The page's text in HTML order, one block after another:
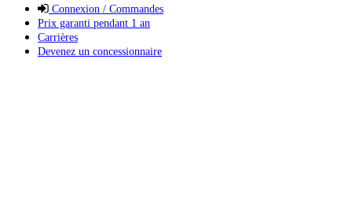
Connexion / Commandes
Prix garanti pendant 1 an
Carrières
Devenez un concessionnaire